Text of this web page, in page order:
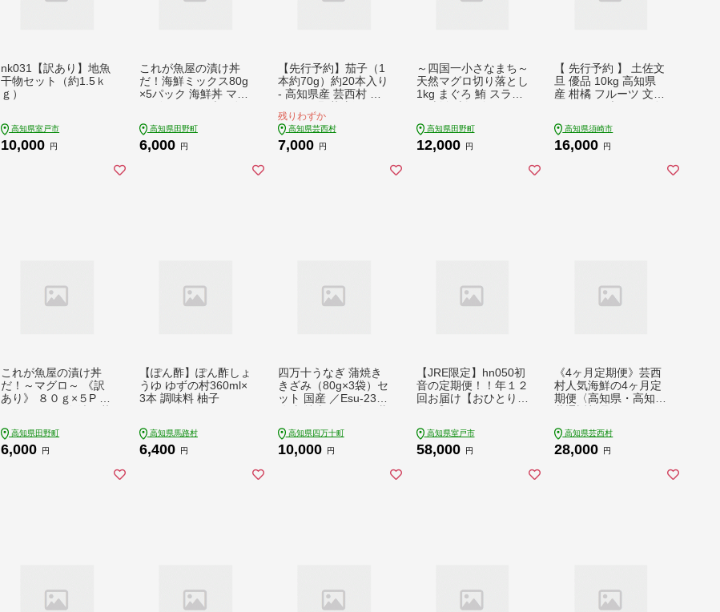
nk031【訳あり】地魚
干物セット（約1.5ｋ
ｇ）
高知県室戸市
10,000 円
これが魚屋の漬け丼
だ！海鮮ミックス80g
×5パック 海鮮丼 マグ
チ イカ サーモン どん
ぶり おかず 惣菜 海鮮
高知県田野町
6,000 円
【先行予約】茄子（1
本約70g）約20本入り
- 高知県産 芸西村 ナ
取り寄せ 美味しい 煮
浸し 味噌汁 麻婆茄子
料理 ふるさとのうぜ
残りわずか
高知県芸西村
7,000 円
～四国一小さなまち～
天然マグロ切り落とし
1kg まぐろ 鮪 スライ
寿司 海の幸 生鮮 おか
ず おつまみ 惣菜 簡単
高知県田野町
12,000 円
【 先行予約 】 土佐文
旦 優品 10kg 高知県
産 柑橘 フルーツ 文旦
産地直送 高知県 須崎
須崎市 南国高知から
高知県須崎市
16,000 円
これが魚屋の漬け丼
だ！～マグロ～ 《訳
あり》 ８０ｇ×５P ま
ック 海鮮 魚 真空パッ
ク 個食 個包装 冷凍
高知県田野町
6,000 円
【ぽん酢】ぽん酢しょ
うゆ ゆずの村360ml×
3本 調味料 柚子
高知県馬路村
6,400 円
四万十うなぎ 蒲焼き
きざみ（80g×3袋）セ
ット 国産 ／Esu-23
蒲焼き 肉厚 土用の丑
の日 本格うなぎ 山椒
高知県四万十町
10,000 円
【JRE限定】hn050初
音の定期便！！年１２
回お届け【おひとり様
高知県室戸市
58,000 円
《4ヶ月定期便》芸西
村人気海鮮の4ヶ月定
期便〈高知県・高知市
高知県芸西村
28,000 円